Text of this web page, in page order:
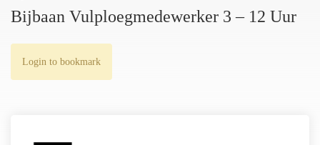
Bijbaan Vulploegmedewerker 3 – 12 Uur
Login to bookmark